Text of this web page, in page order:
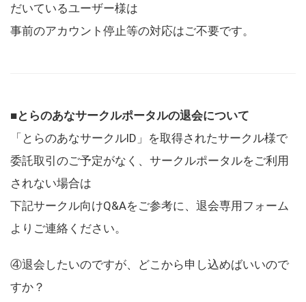
だいているユーザー様は
事前のアカウント停止等の対応はご不要です。
■とらのあなサークルポータルの退会について
「とらのあなサークルID」を取得されたサークル様で
委託取引のご予定がなく、サークルポータルをご利用
されない場合は
下記サークル向けQ&Aをご参考に、退会専用フォーム
よりご連絡ください。
④退会したいのですが、どこから申し込めばいいので
すか？